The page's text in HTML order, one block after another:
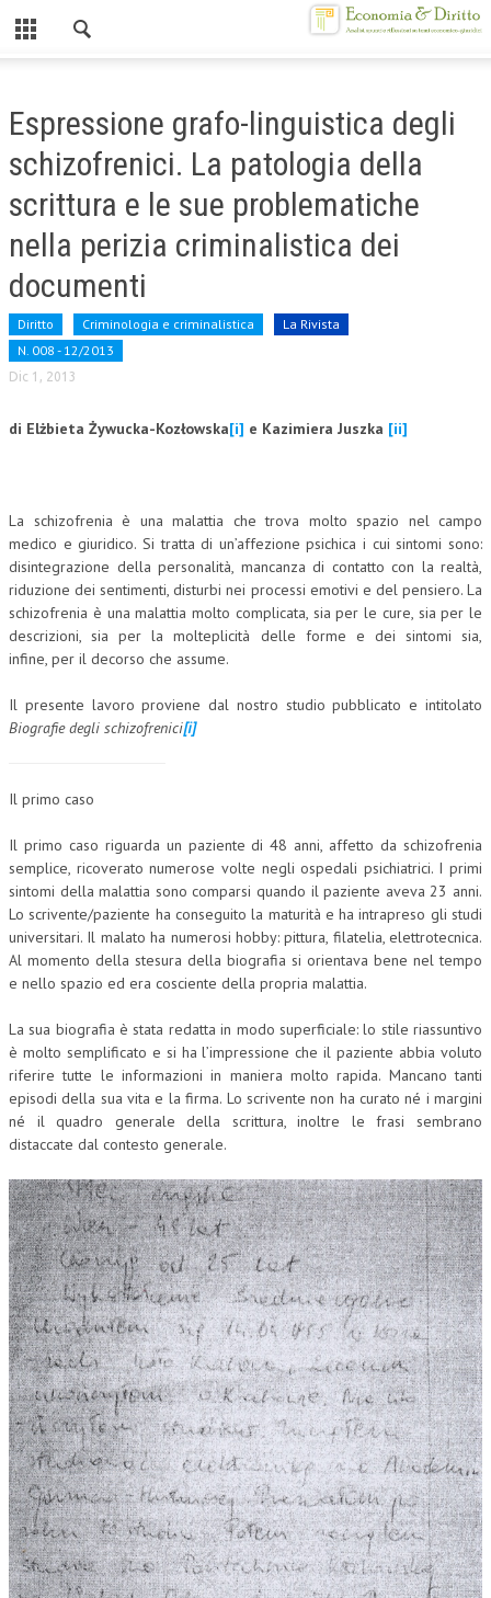
CHI SIAMO
CENTRO STUDI
ATTO COSTITUTIVO E STATUTO
ORGANIZZAZIONE
DIREZIONE SCIENTIFICA
CORSI CE.S.E.D.
ARCHIVIO CORSI 2015
BROCHURE CE.S.E.D.
LA RIVISTA
REDAZIONE
PEER REVIEW
CODICE ETICO
AUTORI
COLLABORA CON NOI
ECONOMIA
CORPORATE SOCIAL RESPONSIBILITY
ECONOMIA DELL’ARTE
INTERNAZIONALIZZAZIONE
HUMAN RESOURCES
RISORSE UMANE
MARKETING
TREASURY IN FINANCIAL SERVICES
RISK MANAGEMENT
SVILUPPO SOSTENIBILE
PERSONA E CITTÀ
L’UMANISTA
DIRITTO
DIRITTO PENALE D’IMPRESA
Espressione grafo-linguistica degli
schizofrenici. La patologia della
scrittura e le sue problematiche
nella perizia criminalistica dei
documenti
Diritto Criminologia e criminalistica
La Rivista
N. 008 - 12/2013
Dic 1, 2013
di Elżbieta Żywucka-Kozłowska[i] e Kazimiera Juszka [ii]
La schizofrenia è una malattia che trova molto spazio nel campo
medico e giuridico. Si tratta di un’affezione psichica i cui sintomi sono:
disintegrazione della personalità, mancanza di contatto con la realtà,
riduzione dei sentimenti, disturbi nei processi emotivi e del pensiero.La
schizofrenia è una malattia molto complicata, sia per le cure, sia per le
descrizioni, sia per la molteplicità delle forme e dei sintomi sia,
infine, per il decorso che assume.
Il presente lavoro proviene dal nostro studio pubblicato e intitolato
Biografie degli schizofrenici[i]
Il primo caso
Il primo caso riguarda un paziente di 48 anni, affetto da schizofrenia
semplice, ricoverato numerose volte negli ospedali psichiatrici. I primi
sintomi della malattia sono comparsi quando il paziente aveva 23 anni.
Lo scrivente/paziente ha conseguito la maturità e ha intrapreso gli studi
universitari. Il malato ha numerosi hobby: pittura, filatelia, elettrotecnica.
Al momento della stesura della biografia si orientava bene nel tempo
e nello spazio ed era cosciente della propria malattia.
La sua biografia è stata redatta in modo superficiale: lo stile riassuntivo
è molto semplificato e si ha l’impressione che il paziente abbia voluto
riferire tutte le informazioni in maniera molto rapida. Mancano tanti
episodi della sua vita e la firma. Lo scrivente non ha curato né i margini
né il quadro generale della scrittura, inoltre le frasi sembrano
distaccate dal contesto generale.